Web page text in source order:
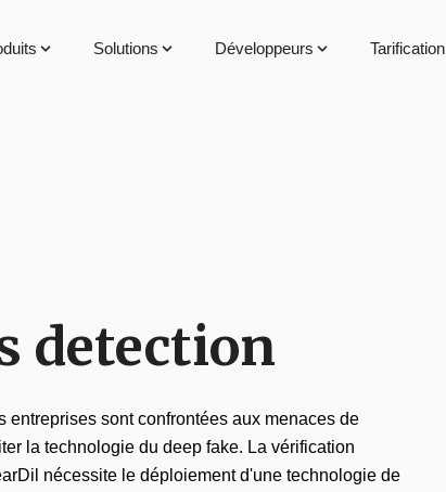
Solutions Développeurs Tarification
detection
entreprises sont confrontées aux menaces de
la technologie du deep fake. La vérification
nécessite le déploiement d'une technologie de